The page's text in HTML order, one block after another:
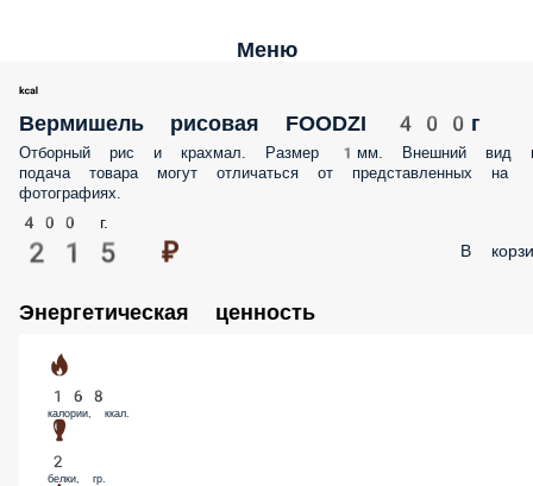
Меню
Вермишель рисовая FOODZI 400г
Отборный рис и крахмал. Размер 1мм. Внешний вид
подача товара могут отличаться от представленных на
фотографиях.
400 г.
215 ₽ В
Энергетическая ценность
168
калории, ккал.
2
белки, гр.